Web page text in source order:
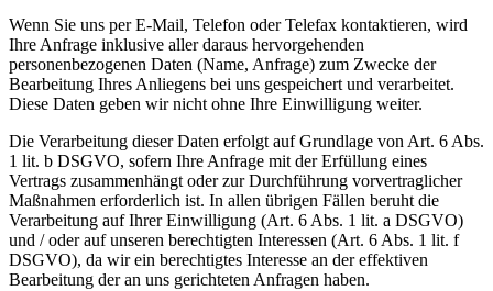
Wenn Sie uns per E-Mail, Telefon oder Telefax kontaktieren, wird
Ihre Anfrage inklusive aller daraus hervorgehenden
personenbezogenen Daten (Name, Anfrage) zum Zwecke der
Bearbeitung Ihres Anliegens bei uns gespeichert und verarbeitet.
Diese Daten geben wir nicht ohne Ihre Einwilligung weiter.
Die Verarbeitung dieser Daten erfolgt auf Grundlage von Art. 6 Abs.
1 lit. b DSGVO, sofern Ihre Anfrage mit der Erfüllung eines
Vertrags zusammenhängt oder zur Durchführung vorvertraglicher
Maßnahmen erforderlich ist. In allen übrigen Fällen beruht die
Verarbeitung auf Ihrer Einwilligung (Art. 6 Abs. 1 lit. a DSGVO)
und / oder auf unseren berechtigten Interessen (Art. 6 Abs. 1 lit. f
DSGVO), da wir ein berechtigtes Interesse an der effektiven
Bearbeitung der an uns gerichteten Anfragen haben.